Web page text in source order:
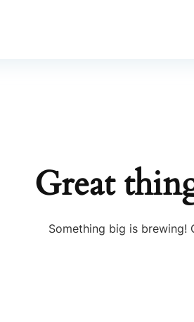
Great
Something big is brewing!